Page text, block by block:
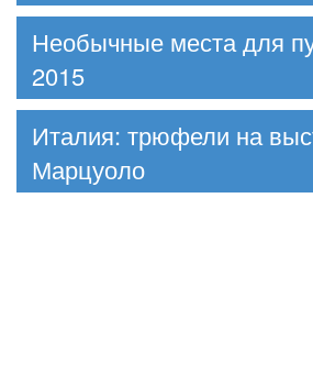
Необычные места для
2015
Италия: трюфели на
Марцуоло